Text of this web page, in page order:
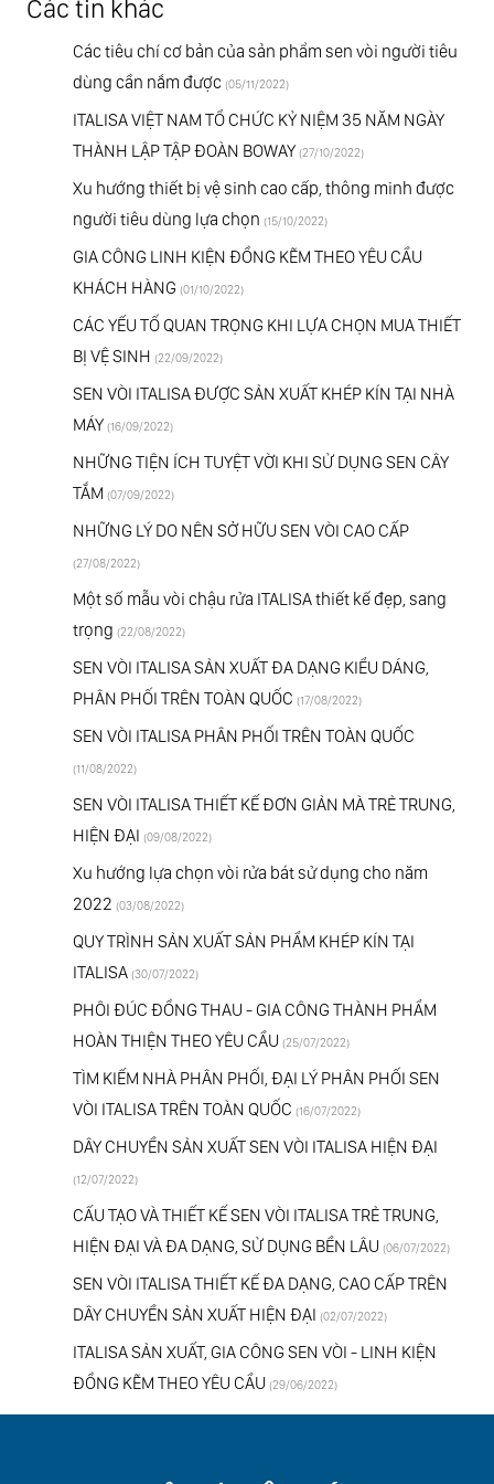
Các tin khác
Các tiêu chí cơ bản của sản phẩm sen vòi người tiêu
dùng cần nắm được (05/11/2022)
ITALISA VIỆT NAM TỔ CHỨC KỶ NIỆM 35 NĂM NGÀY
THÀNH LẬP TẬP ĐOÀN BOWAY (27/10/2022)
Xu hướng thiết bị vệ sinh cao cấp, thông minh được
người tiêu dùng lựa chọn (15/10/2022)
GIA CÔNG LINH KIỆN ĐỒNG KẼM THEO YÊU CẦU
KHÁCH HÀNG (01/10/2022)
CÁC YẾU TỐ QUAN TRỌNG KHI LỰA CHỌN MUA THIẾT
BỊ VỆ SINH (22/09/2022)
SEN VÒI ITALISA ĐƯỢC SẢN XUẤT KHÉP KÍN TẠI NHÀ
MÁY (16/09/2022)
NHỮNG TIỆN ÍCH TUYỆT VỜI KHI SỬ DỤNG SEN CÂY
TẮM (07/09/2022)
NHỮNG LÝ DO NÊN SỞ HỮU SEN VÒI CAO CẤP
(27/08/2022)
Một số mẫu vòi chậu rửa ITALISA thiết kế đẹp, sang
trọng (22/08/2022)
SEN VÒI ITALISA SẢN XUẤT ĐA DẠNG KIỂU DÁNG,
PHÂN PHỐI TRÊN TOÀN QUỐC (17/08/2022)
SEN VÒI ITALISA PHÂN PHỐI TRÊN TOÀN QUỐC
(11/08/2022)
SEN VÒI ITALISA THIẾT KẾ ĐƠN GIẢN MÀ TRẺ TRUNG,
HIỆN ĐẠI (09/08/2022)
Xu hướng lựa chọn vòi rửa bát sử dụng cho năm
2022 (03/08/2022)
QUY TRÌNH SẢN XUẤT SẢN PHẨM KHÉP KÍN TẠI
ITALISA (30/07/2022)
PHÔI ĐÚC ĐỒNG THAU - GIA CÔNG THÀNH PHẨM
HOÀN THIỆN THEO YÊU CẦU (25/07/2022)
TÌM KIẾM NHÀ PHÂN PHỐI, ĐẠI LÝ PHÂN PHỐI SEN
VÒI ITALISA TRÊN TOÀN QUỐC (16/07/2022)
DÂY CHUYỀN SẢN XUẤT SEN VÒI ITALISA HIỆN ĐẠI
(12/07/2022)
CẤU TẠO VÀ THIẾT KẾ SEN VÒI ITALISA TRẺ TRUNG,
HIỆN ĐẠI VÀ ĐA DẠNG, SỬ DỤNG BỀN LÂU (06/07/2022)
SEN VÒI ITALISA THIẾT KẾ ĐA DẠNG, CAO CẤP TRÊN
DÂY CHUYỀN SẢN XUẤT HIỆN ĐẠI (02/07/2022)
ITALISA SẢN XUẤT, GIA CÔNG SEN VÒI - LINH KIỆN
ĐỒNG KẼM THEO YÊU CẦU (29/06/2022)